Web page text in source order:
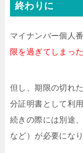
終わりに
マイナンバー個人
限を過ぎてしまっ
但し、期限の切れ
分証明書として利
続きの際には別途
など）が必要になり